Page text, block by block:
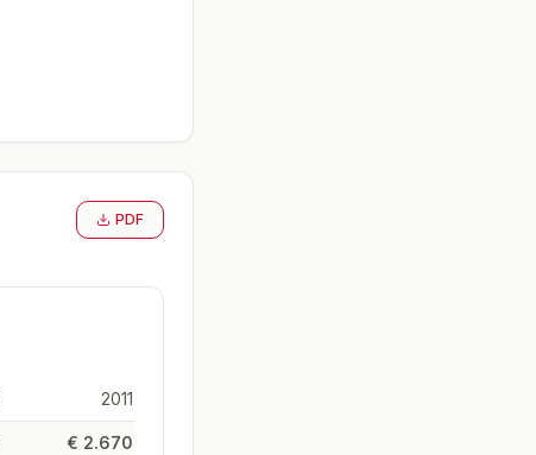
PDF
2011
€ 2.670